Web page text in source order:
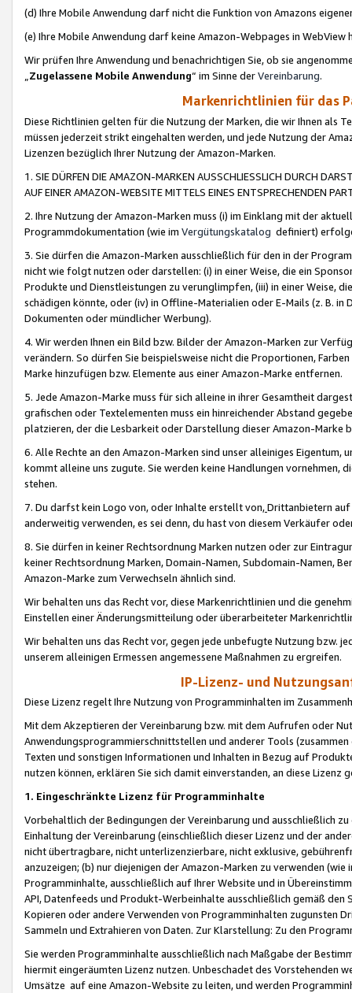
(d) Ihre Mobile Anwendung darf nicht die Funktion von Amazons
(e) Ihre Mobile Anwendung darf keine Amazon-Webpages in WebView
Wir prüfen Ihre Anwendung und benachrichtigen Sie, ob sie
„Zugelassene Mobile Anwendung“ im Sinne derVereinbarung.
Markenrichtlinien für das
Diese Richtlinien gelten für die Nutzung der Marken, die wir Ihnen als
müssen jederzeit strikt eingehalten werden, und jede Nutzung der
Lizenzen bezüglich Ihrer Nutzung der Amazon-Marken.
1. SIE DÜRFEN DIE AMAZON-MARKEN AUSSCHLIESSLICH DURCH
AUF EINER AMAZON-WEBSITE MITTELS EINES ENTSPRECHENDEN
2. Ihre Nutzung der Amazon-Marken muss (i) im Einklang mit der
Programmdokumentation (wie im Vergütungskatalog definiert)
3. Sie dürfen die Amazon-Marken ausschließlich für den in der
nicht wie folgt nutzen oder darstellen: (i) in einer Weise, die ein
Produkte und Dienstleistungen zu verunglimpfen, (iii) in einer Weise,
schädigen könnte, oder (iv) in Offline-Materialien oder E-Mails (z. B. in
Dokumenten oder mündlicher Werbung).
4. Wir werden Ihnen ein Bild bzw. Bilder der Amazon-Marken zur
verändern. So dürfen Sie beispielsweise nicht die Proportionen,
Marke hinzufügen bzw. Elemente aus einer Amazon-Marke entfernen.
5. Jede Amazon-Marke muss für sich alleine in ihrer Gesamtheit
grafischen oder Textelementen muss ein hinreichender Abstand
platzieren, der die Lesbarkeit oder Darstellung dieser Amazon-Marke
6. Alle Rechte an den Amazon-Marken sind unser alleiniges
kommt alleine uns zugute. Sie werden keine Handlungen vornehmen,
stehen.
7. Du darfst kein Logo von, oder Inhalte erstellt von,Drittanbietern auf
anderweitig verwenden, es sei denn, du hast von diesem Verkäufer
8. Sie dürfen in keiner Rechtsordnung Marken nutzen oder zur
keiner Rechtsordnung Marken, Domain-Namen, Subdomain-Namen,
Amazon-Marke zum Verwechseln ähnlich sind.
Wir behalten uns das Recht vor, diese Markenrichtlinien und die
Einstellen einer Änderungsmitteilung oder überarbeiteter
Wir behalten uns das Recht vor, gegen jede unbefugte Nutzung bzw.
unserem alleinigen Ermessen angemessene Maßnahmen zu ergreifen.
IP-Lizenz- und
Diese Lizenz regelt Ihre Nutzung von Programminhalten im
Mit dem Akzeptieren der Vereinbarung bzw. mit dem Aufrufen oder
Anwendungsprogrammierschnittstellen und anderer Tools (zusammen
Texten und sonstigen Informationen und Inhalten in Bezug auf
nutzen können, erklären Sie sich damit einverstanden, an diese Lizenz
1. Eingeschränkte Lizenz für Programminhalte
Vorbehaltlich der Bedingungen der Vereinbarung und ausschließlich
Einhaltung der Vereinbarung (einschließlich dieser Lizenz und der
nicht übertragbare, nicht unterlizenzierbare, nicht exklusive,
anzuzeigen; (b) nur diejenigen der Amazon-Marken zu verwenden
Programminhalte, ausschließlich auf Ihrer Website und in
API, Datenfeeds und Produkt-Werbeinhalte ausschließlich gemäß
Kopieren oder andere Verwenden von Programminhalten zugunsten
Sammeln und Extrahieren von Daten. Zur Klarstellung: Zu den
Sie werden Programminhalte ausschließlich nach Maßgabe der
hiermit eingeräumten Lizenz nutzen. Unbeschadet des Vorstehenden
Umsätze auf eine Amazon-Website zu leiten, und werden